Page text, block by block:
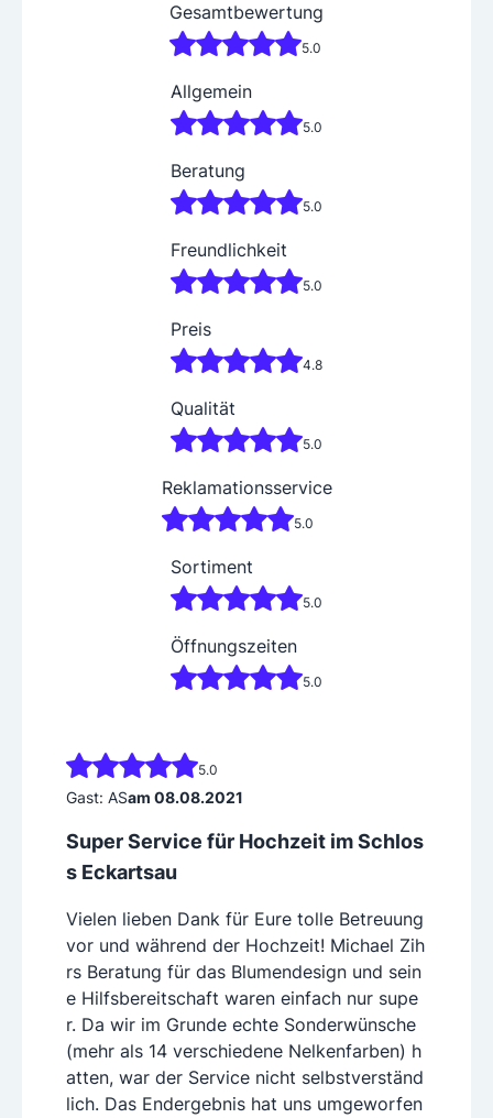
Gesamtbewertung
5.0
Allgemein
5.0
Beratung
5.0
Freundlichkeit
5.0
Preis
4.8
Qualität
5.0
Reklamationsservice
5.0
Sortiment
5.0
Öffnungszeiten
5.0
5.0
Gast: ASam 08.08.2021
Super Service für Hochzeit im Schlos
s Eckartsau
Vielen lieben Dank für Eure tolle Betreuung
vor und während der Hochzeit! Michael Zih
rs Beratung für das Blumendesign und sein
e Hilfsbereitschaft waren einfach nur supe
r. Da wir im Grunde echte Sonderwünsche
(mehr als 14 verschiedene Nelkenfarben) h
atten, war der Service nicht selbstverständ
lich. Das Endergebnis hat uns umgeworfen